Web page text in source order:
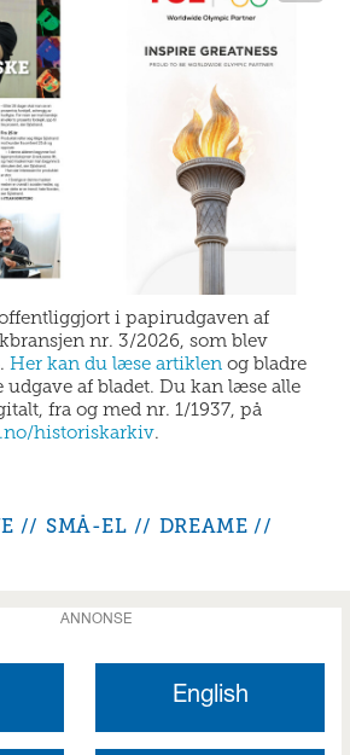
i papirudgaven af
nr. 3/2026, som blev
Her kan du læse artiklen og bladre
af bladet. Du kan læse alle
fra og med nr. 1/1937, på
historiskarkiv.
SMÅ-EL
DREAME
ANNONSE
English